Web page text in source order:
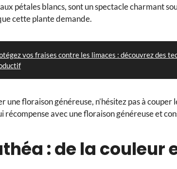
pétales blancs, sont un spectacle charmant
cette plante demande.
vos fraises contre les limaces : découvrez des
une floraison généreuse, n’hésitez pas à couper
récompense avec une floraison généreuse et
: de la couleur